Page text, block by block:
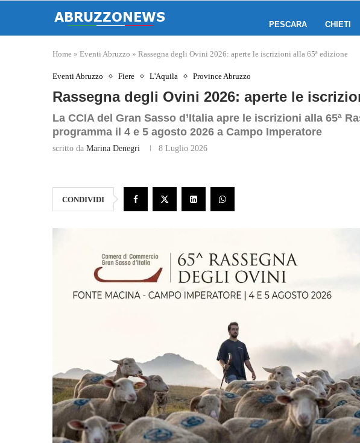
PESCARA CHIETI
Home » Eventi Abruzzo » Rassegna degli Ovini 2026: aperte le iscrizioni alla 65ª edizione
Eventi Abruzzo Fiere L'Aquila Province Abruzzo
Rassegna degli Ovini 2026: aperte le
La CCIA del Gran Sasso d’Italia apre le iscrizioni alla 65ª
programma il 4 e 5 agosto 2026 a Campo Imperatore
scritto da Marina Denegri 8 Luglio 2026
CONDIVIDI